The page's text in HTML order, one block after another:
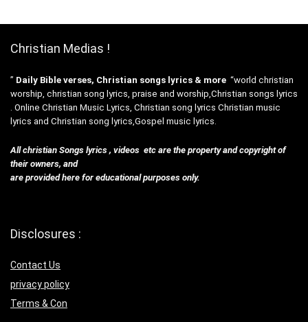
Christian Medias !
” Daily Bible verses, Christian songs lyrics & more “world christian
worship, christian song lyrics, praise and worship,Christian songs lyrics
. Online Christian Music Lyrics, Christian song lyrics Christian music
lyrics and Christian song lyrics,Gospel music lyrics.
All christian Songs lyrics , videos etc are the property and copyright of
their owners, and
are provided here for educational purposes only.
Disclosures :
Contact Us
privacy policy
Terms & Con